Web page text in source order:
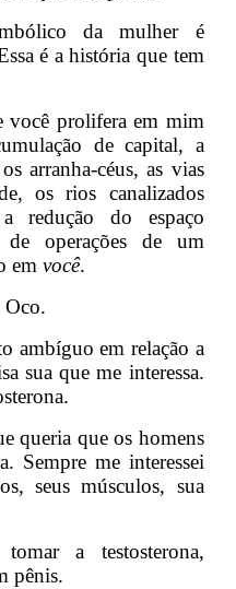
da mulher é
é a história que tem
você prolifera em mim
de capital, a
arranha-céus, as vias
os rios canalizados
redução do espaço
operações de um
emvocê.
ambíguo em relação a
sua que me interessa.
queria que os homens
Sempre me interessei
seus músculos, sua
a testosterona,
pênis.